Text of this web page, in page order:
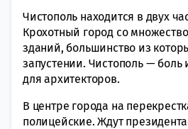
Чистополь находится в двух
Крохотный город со
зданий, большинство из
запустении. Чистополь — боль
для архитекторов.
В центре города на
полицейские. Ждут президента